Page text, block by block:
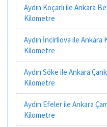
Aydın Koçarlı ile Ankara
Kilometre
Aydın İncirliova ile Ankara
Kilometre
Aydın Söke ile Ankara
Kilometre
Aydın Efeler ile Ankara
Kilometre